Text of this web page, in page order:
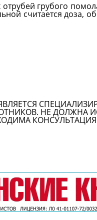
грубого
считается доза,
НЕ ДОЛЖНА